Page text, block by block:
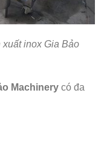
inox Gia Bảo
Machinery có đa